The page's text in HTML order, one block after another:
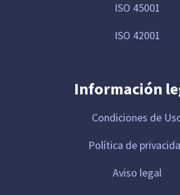
ISO 45001
ISO 42001
Información
Condiciones de
Política de
Aviso legal